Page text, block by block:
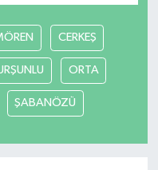
CERKEŞ
ORTA
ŞABANÖZÜ